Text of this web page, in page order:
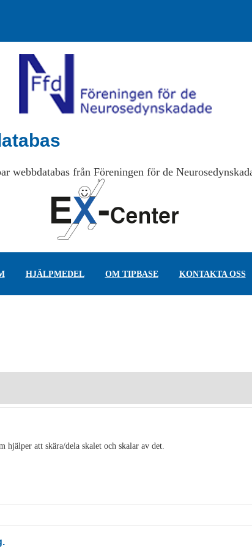
webbdatabas från Föreningen för de
HJÄLPMEDEL OM TIPBASE KONTAKTA OSS
hjälper att skära/dela skalet och skalar av det.